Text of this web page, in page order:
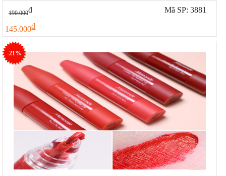
190.000đ
145.000đ
Mã SP: 3881
-21%